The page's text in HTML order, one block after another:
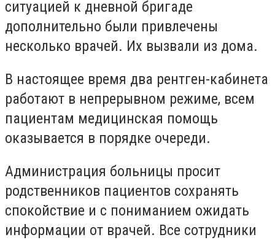
ситуацией к дневной бригаде
дополнительно были привлечены
несколько врачей. Их вызвали из дома.
В настоящее время два рентген-кабинета
работают в непрерывном режиме, всем
пациентам медицинская помощь
оказывается в порядке очереди.
Администрация больницы просит
родственников пациентов сохранять
спокойствие и с пониманием ожидать
информации от врачей. Все сотрудники